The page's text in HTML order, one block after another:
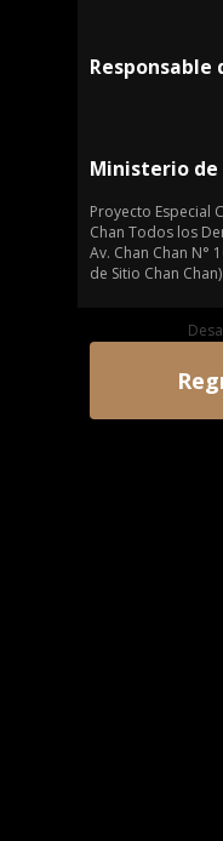
Responsable
Ministerio de
Proyecto Especial
Chan Todos los
Av. Chan Chan N°
de Sitio Chan